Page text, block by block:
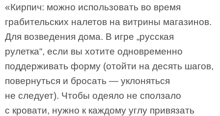
«Кирпич: можно использовать во время
грабительских налетов на витрины магазинов.
Для возведения дома. В игре „русская
рулетка“, если вы хотите одновременно
поддерживать форму (отойти на десять шагов,
повернуться и бросать — уклоняться
не следует). Чтобы одеяло не сползало
с кровати, нужно к каждому углу привязать